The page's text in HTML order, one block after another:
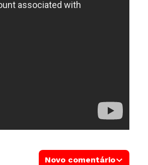
Novo comentário